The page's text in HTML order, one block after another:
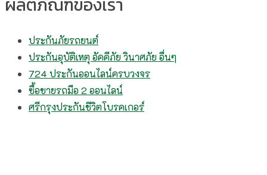
ประกันภัยรถยนต์
ประกันอุบัติเหตุ อัคคีภัย วินาศภัย อื่นๆ
724 ประกันออนไลน์ครบวงจร
ซื้อขายรถมือ 2 ออนไลน์
ศรีกรุงประกันชีวิตโบรคเกอร์